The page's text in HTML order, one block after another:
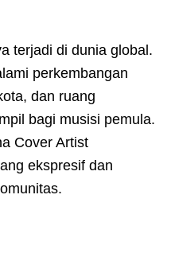
terjadi di dunia global.
perkembangan
dan ruang
bagi musisi pemula.
Cover Artist
ekspresif dan